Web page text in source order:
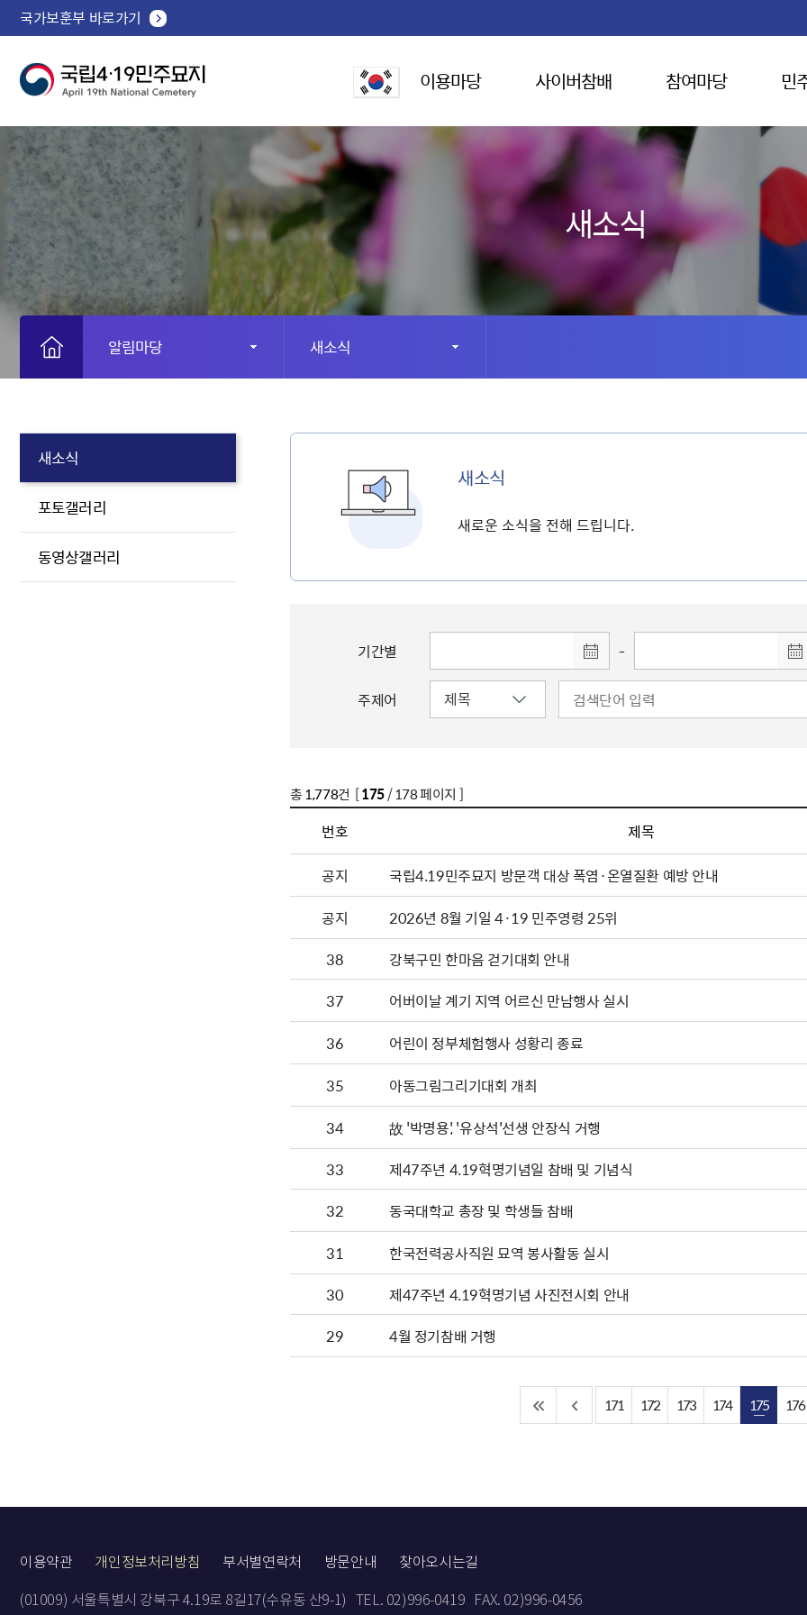
국가보훈부 바로가기
이용마당 사이버참배 참여마당 민
새소식
알림마당 새소식
새소식
포토갤러리
동영상갤러리
새소식
새로운 소식을 전해 드립니다.
기간별 -
주제어
총1,778건 [175/ 178 페이지 ]
번호 제목
공지
국립4.19민주묘지 방문객 대상 폭염·온열질환 예방 안내
공지
2026년 8월 기일 4·19 민주영령 25위
38
강북구민 한마음 걷기대회 안내
37
어버이날 계기 지역 어르신 만남행사 실시
36
어린이 정부체험행사 성황리 종료
35
아동그림그리기대회 개최
34
故 '박명용', '유상석'선생 안장식 거행
33
제47주년 4.19혁명기념일 참배 및 기념식
32
동국대학교 총장 및 학생들 참배
31
한국전력공사직원 묘역 봉사활동 실시
30
제47주년 4.19혁명기념 사진전시회 안내
29
4월 정기참배 거행
171 172 173 174 175 176
이용약관 개인정보처리방침 부서별연락처 방문안내 찾아오시는길
(01009) 서울특별시 강북구 4.19로 8길17(수유동 산9-1) TEL. 02)996-0419 FAX. 02)996-0456